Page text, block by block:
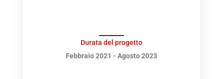
Durata del progetto
Febbraio 2021 - Agosto 2023